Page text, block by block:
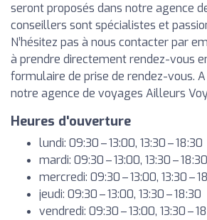
seront proposés dans notre agence
conseillers sont spécialistes et
N’hésitez pas à nous contacter par
à prendre directement rendez-vous
formulaire de prise de rendez-vous.
notre agence de voyages Ailleurs
Heures d'ouverture
lundi: 09:30 – 13:00, 13:30 – 18:30
mardi: 09:30 – 13:00, 13:30 – 18:30
mercredi: 09:30 – 13:00, 13:30 –
jeudi: 09:30 – 13:00, 13:30 – 18:30
vendredi: 09:30 – 13:00, 13:30 –